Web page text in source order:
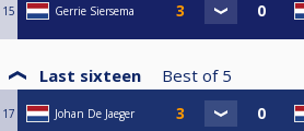
15 Gerrie Siersema
Last sixteen Best of 5
17 Johan De Jaeger